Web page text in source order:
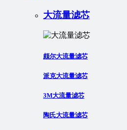
大流量滤芯
颇尔大流量滤芯
派克大流量滤芯
3M大流量滤芯
陶氏大流量滤芯